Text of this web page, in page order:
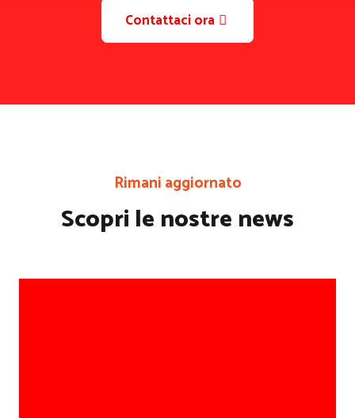
Contattaci ora
Rimani aggiornato
Scopri le nostre news